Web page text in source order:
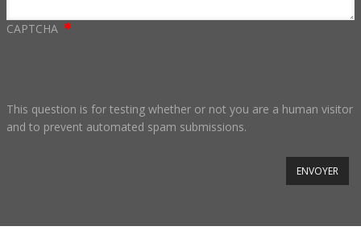
CAPTCHA
This question is for testing whether or not you are a human visitor
and to prevent automated spam submissions.